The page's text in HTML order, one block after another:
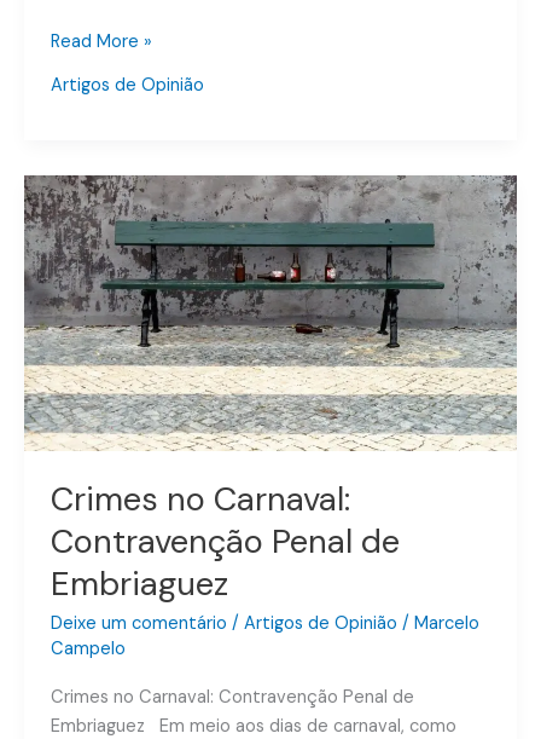
Read More »
Artigos de Opinião
Crimes no Carnaval:
Contravenção Penal de
Embriaguez
Deixe um comentário / Artigos de Opinião / Marcelo
Campelo
Crimes no Carnaval: Contravenção Penal de
Embriaguez Em meio aos dias de carnaval, como
Crimes
no
Carnaval:
Contravenção
Penal
de
Embriaguez